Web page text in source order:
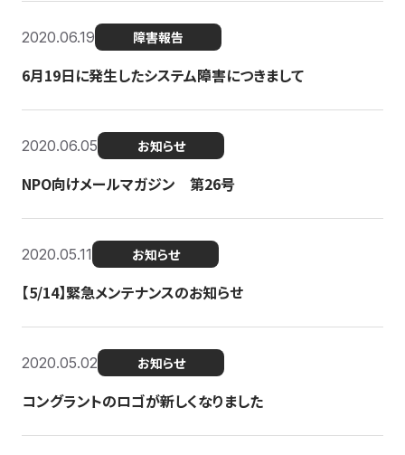
2020.06.19 障害報告
6月19日に発生したシステム障害につきまして
2020.06.05 お知らせ
NPO向けメールマガジン 第26号
2020.05.11 お知らせ
【5/14】緊急メンテナンスのお知らせ
2020.05.02 お知らせ
コングラントのロゴが新しくなりました